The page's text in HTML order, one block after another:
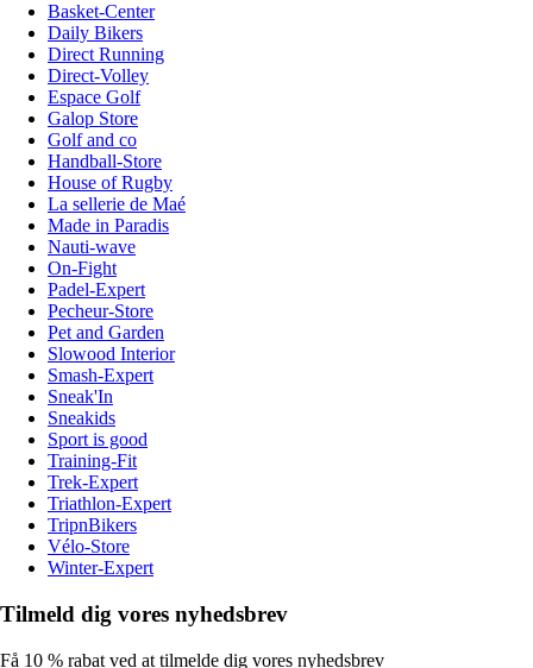
Basket-Center
Daily Bikers
Direct Running
Direct-Volley
Espace Golf
Galop Store
Golf and co
Handball-Store
House of Rugby
La sellerie de Maé
Made in Paradis
Nauti-wave
On-Fight
Padel-Expert
Pecheur-Store
Pet and Garden
Slowood Interior
Smash-Expert
Sneak'In
Sneakids
Sport is good
Training-Fit
Trek-Expert
Triathlon-Expert
TripnBikers
Vélo-Store
Winter-Expert
Tilmeld dig vores nyhedsbrev
Få 10 % rabat ved at tilmelde dig vores nyhedsbrev